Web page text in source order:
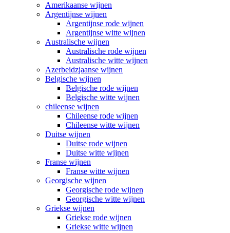
Amerikaanse wijnen
Argentijnse wijnen
Argentijnse rode wijnen
Argentijnse witte wijnen
Australische wijnen
Australische rode wijnen
Australische witte wijnen
Azerbeidzjaanse wijnen
Belgische wijnen
Belgische rode wijnen
Belgische witte wijnen
chileense wijnen
Chileense rode wijnen
Chileense witte wijnen
Duitse wijnen
Duitse rode wijnen
Duitse witte wijnen
Franse wijnen
Franse witte wijnen
Georgische wijnen
Georgische rode wijnen
Georgische witte wijnen
Griekse wijnen
Griekse rode wijnen
Griekse witte wijnen